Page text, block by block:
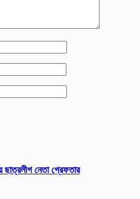
ছাত্রলীগ নেতা গ্রেফতার